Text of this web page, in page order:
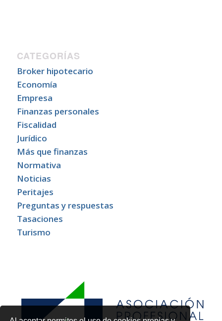
CATEGORÍAS
Broker hipotecario
Economía
Empresa
Finanzas personales
Fiscalidad
Jurídico
Más que finanzas
Normativa
Noticias
Peritajes
Preguntas y respuestas
Tasaciones
Turismo